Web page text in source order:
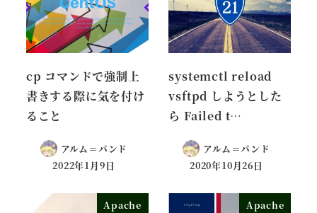
cp コマンドで強制上
書きする際に気を付け
ること
アルム＝バンド
2022年1月9日
systemctl reload
vsftpd しようとした
ら Failed t…
アルム＝バンド
2020年10月26日
Apache Apache